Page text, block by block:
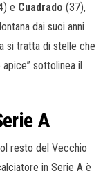
e Cuadrado (37),
dai suoi anni
si tratta di stelle che
sottolinea il
A
resto del Vecchio
in Serie A è